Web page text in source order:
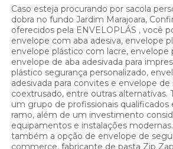
Caso esteja procurando por sacola
dobra no fundo Jardim Marajoara,
oferecidos pela ENVELOPLÁS , você
envelope com aba adesiva, envelope
envelope plástico com lacre, envelope
envelope de aba adesivada para
plástico segurança personalizado,
adesivada para convites e envelope de
coextrusado, entre outras alternativas.
um grupo de profissionais qualificados
ramo, além de um investimento
equipamentos e instalações
também a opção de envelope de
commerce, fabricante de pasta Zip